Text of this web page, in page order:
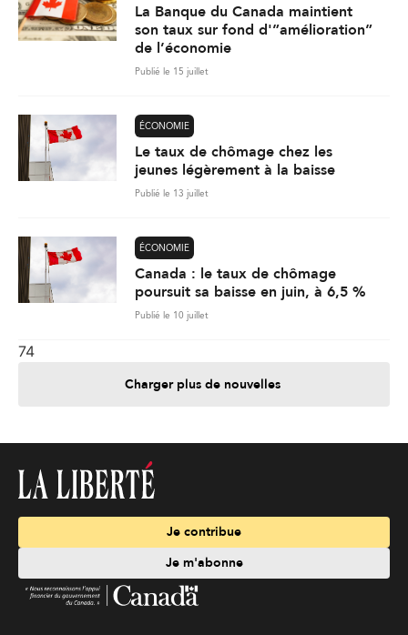
La Banque du Canada maintient
son taux sur fond d'”amélioration”
de l’économie
Publié le 15 juillet
ÉCONOMIE
Le taux de chômage chez les
jeunes légèrement à la baisse
Publié le 13 juillet
ÉCONOMIE
Canada : le taux de chômage
poursuit sa baisse en juin, à 6,5 %
Publié le 10 juillet
74
Charger plus de nouvelles
Je contribue
Je m'abonne